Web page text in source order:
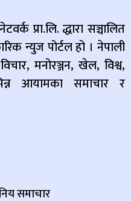
प्रा.लि. द्धारा सञ्चालित
न्युज पोर्टल हो । नेपाली
मनोरञ्जन, खेल, विश्व,
आयामका समाचार र
समाचार